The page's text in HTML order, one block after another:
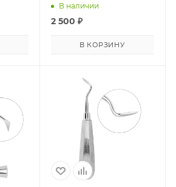
В наличии
2 500 ₽
В КОРЗИНУ